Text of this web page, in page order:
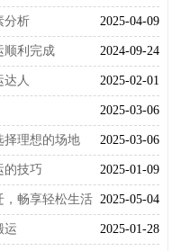
2025-04-09
分析
2024-09-24
顺利完成
2025-02-01
达人
2025-03-06
2025-03-06
择理想的场地
2025-01-09
的技巧
2025-05-04
，畅享轻松生活
2025-01-28
运